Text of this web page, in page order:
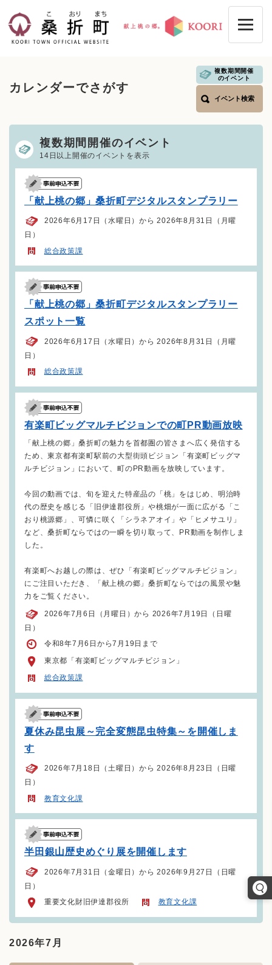
文
カレンダーでさがす
複数期間開催
のイベント
イベント検索
複数期間開催のイベント
14日以上開催のイベントを表示
「献上桃の郷」桑折町デジタルスタンプラリー
2026年6月17日（水曜日）から 2026年8月31日（月曜
日）
総合政策課
「献上桃の郷」桑折町デジタルスタンプラリー
スポット一覧
2026年6月17日（水曜日）から 2026年8月31日（月曜
日）
総合政策課
有楽町ビッグマルチビジョンでの町PR動画放映
「献上桃の郷」桑折町の魅力を首都圏の皆さまへ広く発信する
ため、東京都有楽町駅前の大型街頭ビジョン「有楽町ビッグマ
ルチビジョン」において、町のPR動画を放映しています。
今回の動画では、旬を迎えた特産品の「桃」をはじめ、明治時
代の歴史を感じる「旧伊達郡役所」や桃畑が一面に広がる「こ
おり桃源郷」、可憐に咲く「シラネアオイ」や「ヒメサユリ」
など、桑折町ならではの一瞬を切り取って、PR動画を制作しま
した。
有楽町へお越しの際は、ぜひ「有楽町ビッグマルチビジョン」
にご注目いただき、「献上桃の郷」桑折町ならではの風景や魅
力をご覧ください。
2026年7月6日（月曜日）から 2026年7月19日（日曜
日）
令和8年7月6日から7月19日まで
東京都「有楽町ビッグマルチビジョン」
総合政策課
夏休み昆虫展～完全変態昆虫特集～を開催しま
す
2026年7月18日（土曜日）から 2026年8月23日（日曜
日）
教育文化課
半田銀山歴史めぐり展を開催します
2026年7月31日（金曜日）から 2026年9月27日（日曜
日）
重要文化財旧伊達郡役所
教育文化課
2026年7月